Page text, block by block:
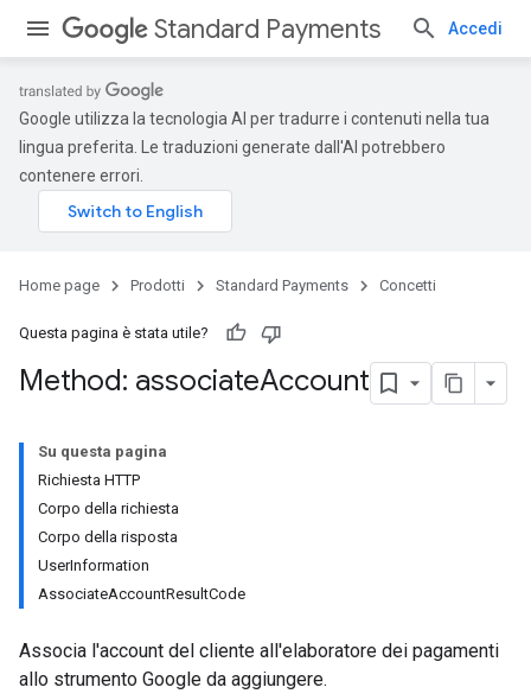
Standard Payments Accedi
Google utilizza la tecnologia AI per tradurre i contenuti nella tua
lingua preferita. Le traduzioni generate dall'AI potrebbero
contenere errori.
Home page Prodotti Standard Payments Concetti
Questa pagina è stata utile?
Method: associateAccount
Su questa pagina
Richiesta HTTP
Corpo della richiesta
Corpo della risposta
UserInformation
AssociateAccountResultCode
Associa l'account del cliente all'elaboratore dei pagamenti
allo strumento Google da aggiungere.